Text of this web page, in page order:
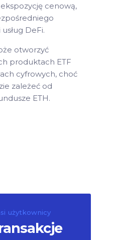
cenową,
DeFi.
otworzyć
produktach ETF
cyfrowych, choć
zależeć od
ETH.
użytkownicy